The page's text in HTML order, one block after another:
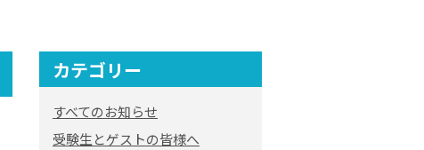
カテゴリー
すべてのお知らせ
受験生とゲストの皆様へ